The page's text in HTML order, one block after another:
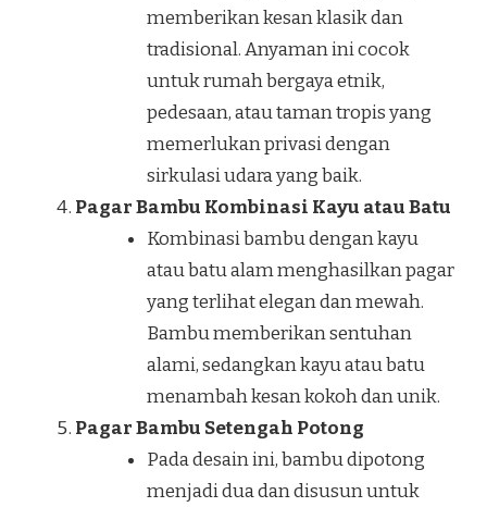
memberikan kesan klasik dan
tradisional. Anyaman ini cocok
untuk rumah bergaya etnik,
pedesaan, atau taman tropis yang
memerlukan privasi dengan
sirkulasi udara yang baik.
Pagar Bambu Kombinasi Kayu atau Batu
Kombinasi bambu dengan kayu
atau batu alam menghasilkan pagar
yang terlihat elegan dan mewah.
Bambu memberikan sentuhan
alami, sedangkan kayu atau batu
menambah kesan kokoh dan unik.
Pagar Bambu Setengah Potong
Pada desain ini, bambu dipotong
menjadi dua dan disusun untuk